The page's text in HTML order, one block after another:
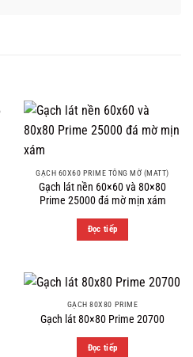
GẠCH 60X60 PRIME TÔNG MỜ (MATT)
Gạch lát nền 60×60 và 80×80
Prime 25000 đá mờ mịn xám
Đọc tiếp
GẠCH 80X80 PRIME
Gạch lát 80×80 Prime 20700
Đọc tiếp